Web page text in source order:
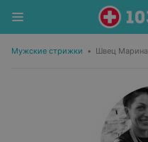
Мужские стрижки • Швец Марина